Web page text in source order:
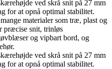
ved skrå snit på 27 mm
for at opnå optimal stabilitet.
materialer som træ, plast og
præcise snit, trinløs
og vipbart bord, og
ved skrå snit på 27 mm
for at opnå optimal stabilitet.